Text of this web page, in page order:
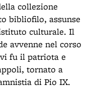
collezione
bibliofilo, assunse
culturale. Il
avvenne nel corso
fu il patriota e
tornato a
di Pio IX.